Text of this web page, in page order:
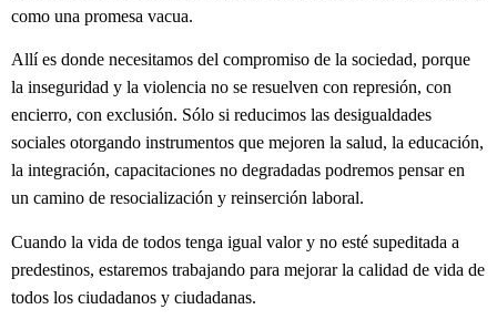
como una promesa vacua.
Allí es donde necesitamos del compromiso de la sociedad, porque
la inseguridad y la violencia no se resuelven con represión, con
encierro, con exclusión. Sólo si reducimos las desigualdades
sociales otorgando instrumentos que mejoren la salud, la educación,
la integración, capacitaciones no degradadas podremos pensar en
un camino de resocialización y reinserción laboral.
Cuando la vida de todos tenga igual valor y no esté supeditada a
predestinos, estaremos trabajando para mejorar la calidad de vida de
todos los ciudadanos y ciudadanas.